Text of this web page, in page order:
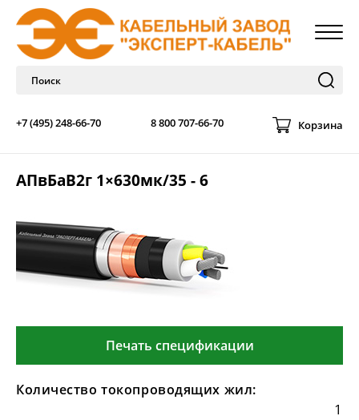
+7 (495) 248-66-70 8 800 707-66-70 Корзина
АПвБаВ2г 1×630мк/35 - 6
Печать спецификации
Количество токопроводящих жил:
1